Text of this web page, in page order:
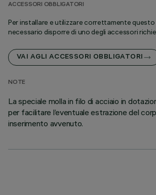
ACCESSORI OBBLIGATORI
Per installare e utilizzare correttamente
necessario disporre di uno degli accessori
VAI AGLI ACCESSORI OBBLIGATORI
NOTE
La speciale molla in filo di acciaio in
per facilitare l’eventuale estrazione del
inserimento avvenuto.